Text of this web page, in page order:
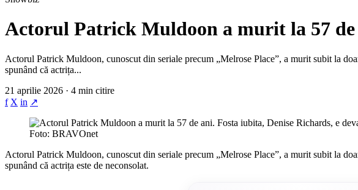
Actorul Patrick Muldoon a murit la 57 de
Actorul Patrick Muldoon, cunoscut din seriale precum „Melrose Place”, a murit subit la
spunând că actrița...
21 aprilie 2026 · 4 min citire
f X in ↗
Foto: BRAVOnet
Actorul Patrick Muldoon, cunoscut din seriale precum „Melrose Place”, a murit subit la
spunând că actrița este de neconsolat.